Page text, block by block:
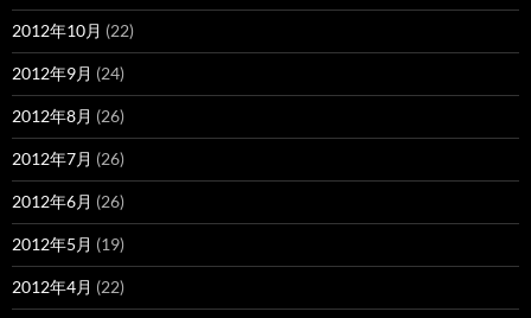
2012年10月 (22)
2012年9月 (24)
2012年8月 (26)
2012年7月 (26)
2012年6月 (26)
2012年5月 (19)
2012年4月 (22)